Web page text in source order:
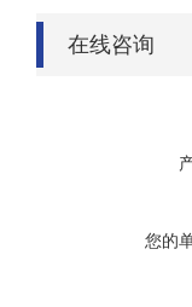
在线咨询
您的